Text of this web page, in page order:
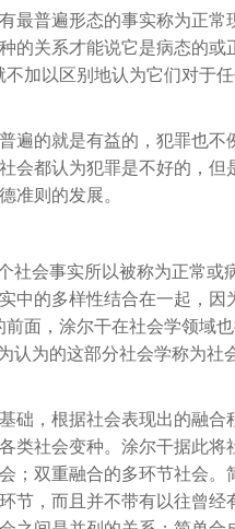
最普遍形态的事实称为正常
的关系才能说它是病态的或
加以区别地认为它们对于
遍的就是有益的，犯罪也不
会都认为犯罪是不好的，但
准则的发展。
社会事实所以被称为正常或
中的多样性结合在一起，因
面，涂尔干在社会学领域
认为的这部分社会学称为社
础，根据社会表现出的融合
类社会变种。涂尔干据此将
；双重融合的多环节社会。
节，而且并不带有以往曾经